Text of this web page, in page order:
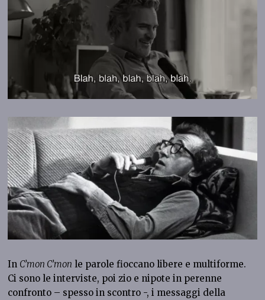
In C’mon C’mon le parole fioccano libere e multiforme.
Ci sono le interviste, poi zio e nipote in perenne
confronto – spesso in scontro -, i messaggi della